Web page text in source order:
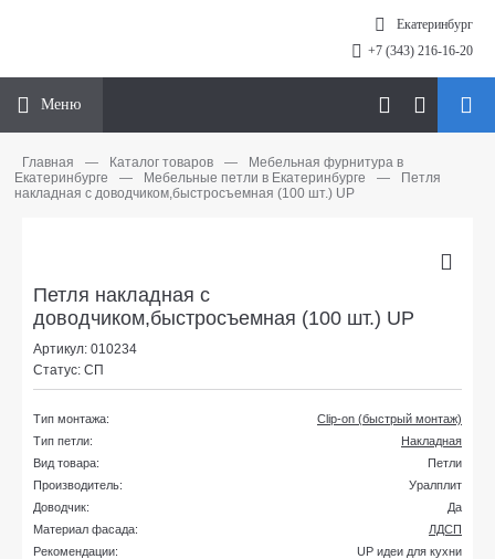
Екатеринбург
+7 (343) 216-16-20
Меню
Главная — Каталог товаров —
Мебельная фурнитура в
Екатеринбурге
— Мебельные петли в Екатеринбурге —
Петля
накладная с доводчиком,быстросъемная (100 шт.) UP
Петля накладная с
доводчиком,быстросъемная (100 шт.) UP
Артикул: 010234
Статус: СП
Тип монтажа:
Сlip-on (быстрый монтаж)
Тип петли:
Накладная
Вид товара:
Петли
Производитель:
Уралплит
Доводчик:
Да
Материал фасада:
ЛДСП
Рекомендации:
UP идеи для кухни